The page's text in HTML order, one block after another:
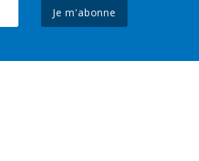
Je m'abonne